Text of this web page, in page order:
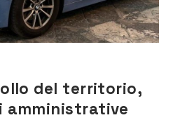
del territorio,
amministrative